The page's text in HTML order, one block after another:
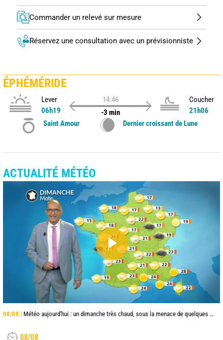
Commander un relevé sur mesure
Réservez une consultation avec un prévisionniste
ÉPHÉMÉRIDE
Lever
06h19
14:46
-3 min
Coucher
21h06
Saint Amour
Dernier croissant de Lune
ACTUALITÉ MÉTÉO
08/08 | Météo aujourd'hui : un dimanche très chaud, sous la menace de quelques orages
08/08